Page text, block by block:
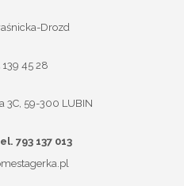
Drozd
139 45 28
3C, 59-300 LUBIN
793 137 013